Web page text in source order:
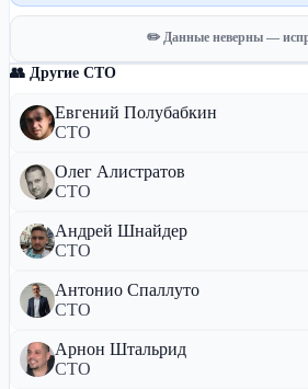
✏️ Данные неверны —
👥 Другие CTO
Евгений Полубабкин
CTO
Олег Алистратов
CTO
Андрей Шнайдер
CTO
Антонио Спаллуто
CTO
Арнон Штальрид
CTO